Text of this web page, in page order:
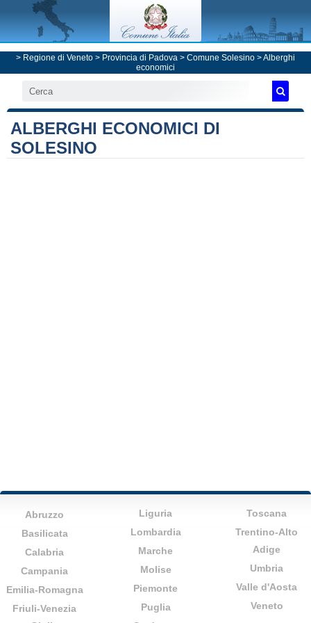
> Regione di Veneto > Provincia di Padova > Comune Solesino > Alberghi
economici
ALBERGHI ECONOMICI DI
SOLESINO
Abruzzo
Basilicata
Calabria
Campania
Emilia-Romagna
Friuli-Venezia
Liguria
Lombardia
Marche
Molise
Piemonte
Puglia
Toscana
Trentino-Alto
Adige
Umbria
Valle d'Aosta
Veneto